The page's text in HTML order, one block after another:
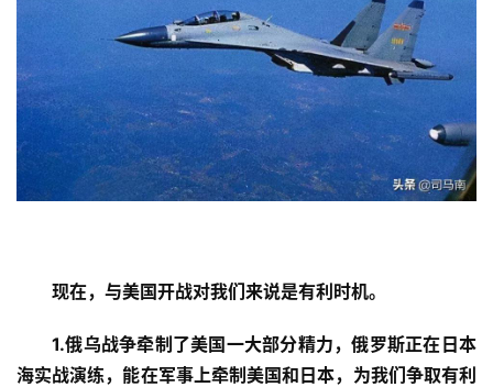
现在，与美国开战对我们来说是有利时机。
1.俄乌战争牵制了美国一大部分精力，俄罗斯正在日本
海实战演练，能在军事上牵制美国和日本，为我们争取有利